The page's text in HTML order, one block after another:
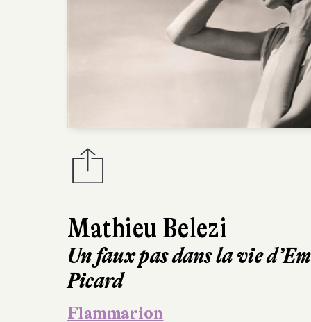
Mathieu Belezi
Un faux pas dans la vie
Picard
Flammarion